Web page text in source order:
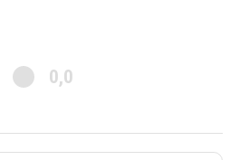
0,0